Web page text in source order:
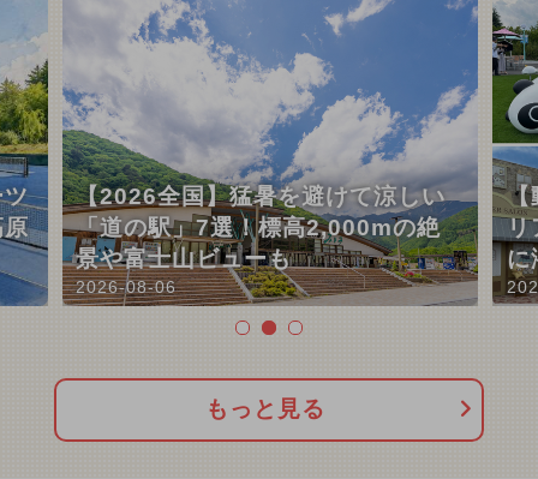
ツ
原
【2026全国】猛暑を避けて涼しい
「道の駅」7選！標高2,000mの絶
景や富士山ビューも
2026-08-06
【
リ
に
もっと見る